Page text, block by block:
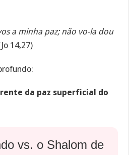
a minha paz; não vo-la dou
14,27)
da paz superficial do
vs. o Shalom de